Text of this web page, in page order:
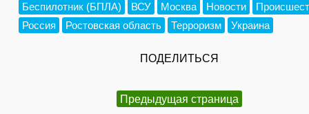
Беспилотник (БПЛА) ВСУ Москва Новости
Россия
Ростовская область Терроризм Украина
ПОДЕЛИТЬСЯ
Предыдущая страница